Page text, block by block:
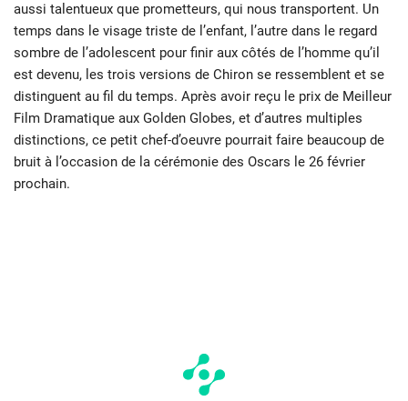
aussi talentueux que prometteurs, qui nous transportent. Un
temps dans le visage triste de l’enfant, l’autre dans le regard
sombre de l’adolescent pour finir aux côtés de l’homme qu’il
est devenu, les trois versions de Chiron se ressemblent et se
distinguent au fil du temps. Après avoir reçu le prix de Meilleur
Film Dramatique aux Golden Globes, et d’autres multiples
distinctions, ce petit chef-d’oeuvre pourrait faire beaucoup de
bruit à l’occasion de la cérémonie des Oscars le 26 février
prochain.